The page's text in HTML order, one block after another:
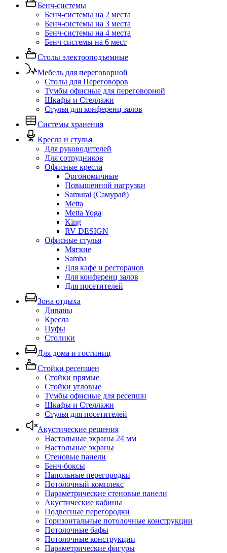
Бенч-системы
Бенч-системы на 2 места
Бенч-системы на 3 места
Бенч-системы на 4 места
Бенч системы на 6 мест
Столы электроподъемные
Мебель для переговорной
Столы для Переговоров
Тумбы офисные для переговорной
Шкафы и Стеллажи
Стулья для конференц залов
Системы хранения
Кресла и стулья
Для руководителей
Для сотрудников
Офисные кресла
Эргономичные
Повышенной нагрузки
Samurai (Самурай)
Metta
Metta Yoga
King
RV DESIGN
Офисные стулья
Мягкие
Samba
Для кафе и ресторанов
Для конференц залов
Для посетителей
Зона отдыха
Диваны
Кресла
Пуфы
Столики
Для дома и гостиниц
Стойки ресепшен
Стойки прямые
Стойки угловые
Тумбы офисные для ресепшн
Шкафы и Стеллажи
Стулья для посетителей
Акустические решения
Настольные экраны 24 мм
Настольные экраны
Стеновые панели
Бенч-боксы
Напольные перегородки
Потолочный комплекс
Параметрические стеновые панели
Акустические кабины
Подвесные перегородки
Горизонтальные потолочные конструкции
Потолочные бафы
Потолочные конструкции
Параметрические фигуры